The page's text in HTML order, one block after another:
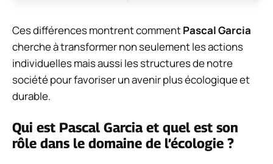
Ces différences montrent commentPascal Garcia
cherche à transformer non seulement les actions
individuelles mais aussi les structures de notre
société pour favoriser un avenir plus écologique et
durable.
Qui est Pascal Garcia et quel est son
rôle dans le domaine de l’écologie ?